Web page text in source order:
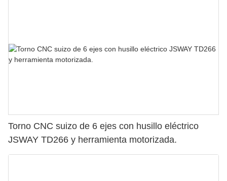
Torno CNC suizo de 6 ejes con husillo eléctrico
JSWAY TD266 y herramienta motorizada.